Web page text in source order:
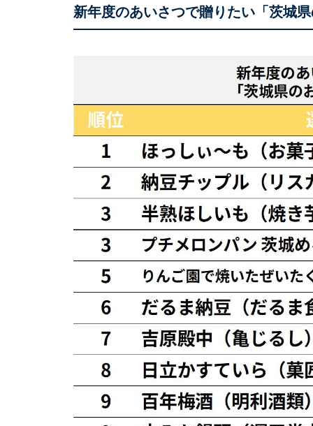
新年度のあいさつで贈りたい「茨城